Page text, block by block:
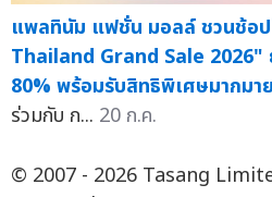
แพลทินัม แฟชั่น มอลล์ ชวนช้อ
Thailand Grand Sale 2026"
80% พร้อมรับสิทธิพิเศษมากมาย
ร่วมกับ ก... 20 ก.ค.
© 2007 - 2026 Tasang